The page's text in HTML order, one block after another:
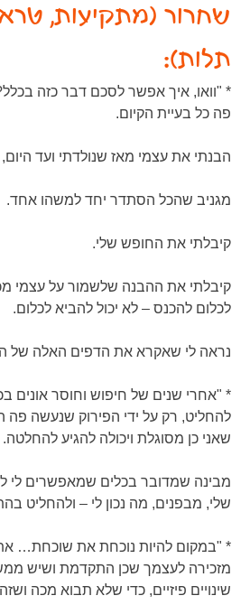
שחרור (מתקיעות,
תלות):
* "וואו, איך אפשר לסכם דבר כזה
פה כל בעיית הקיום.
הבנתי את עצמי מאז שנולדתי ועד
מגניב שהכל הסתדר יחד למשהו אחד.
קיבלתי את החופש שלי.
קיבלתי את ההבנה שלשמור על עצמי
לכלום להכנס – לא יכול להביא לכלום.
נראה לי שאקרא את הדפים האלה של
* "אחרי שנים של חיפוש וחוסר אונים
להחליט, רק על ידי הפירוק שנעשה פה
שאני כן מסוגלת ויכולה להגיע להחלטה.
מבינה שמדובר בכלים שמאפשרים לי
שלי, מבפנים, מה נכון לי – ולהחליט
* "במקום להיות נוכחת את שוכחת…
מזכירה לעצמך שכן התקדמת ושיש
שינויים פיזיים, כדי שלא תבוא מכה